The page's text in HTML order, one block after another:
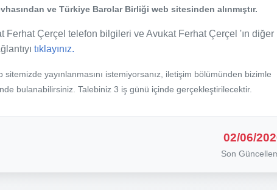
ve Türkiye Barolar Birliği web sitesinden alınmıştır.
Çerçel telefon bilgileri ve Avukat Ferhat Çerçel 'ın diğer
tıklayınız.
yayınlanmasını istemiyorsanız, iletişim bölümünden bizimle
bulanabilirsiniz. Talebiniz 3 iş günü içinde gerçekleştirilecektir.
02/06/
Son